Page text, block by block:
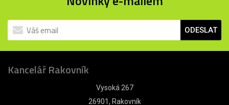
ODESLAT
Kancelář Rakovník
Vysoká 267
26901, Rakovník